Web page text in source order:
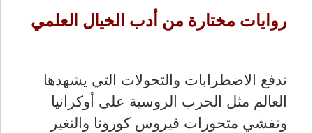
روايات مختارة من أدب الخيال العلمي
تدفع الاضطرابات والتحولات التي يشهدها
العالم مثل الحرب الروسية على أوكرانيا
وتفشي متحورات فيروس كورونا والتغير